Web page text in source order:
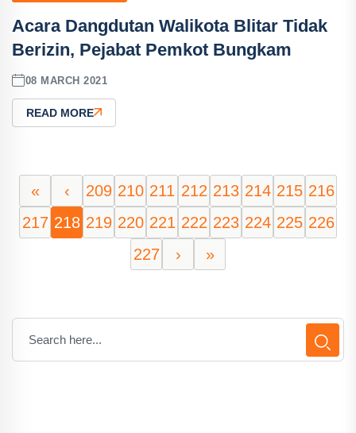
Acara Dangdutan Walikota Blitar Tidak
Berizin, Pejabat Pemkot Bungkam
08 MARCH 2021
READ MORE
« ‹ 209 210 211 212 213 214 215 216
217 218 219 220 221 222 223 224 225 226
227
› »